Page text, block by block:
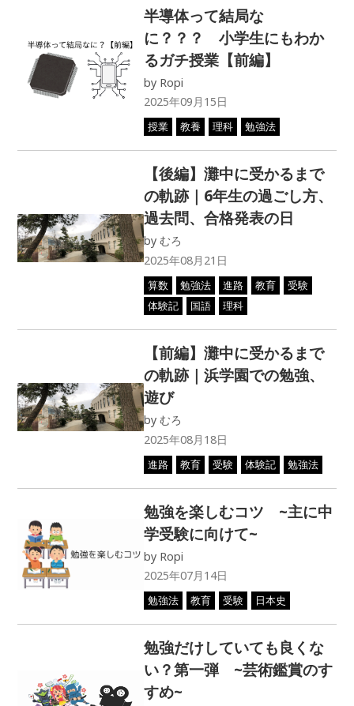
半導体って結局な
に？？？ 小学生にもわか
るガチ授業【前編】
by Ropi
2025年09月15日
授業 教養 理科 勉強法
【後編】灘中に受かるまで
の軌跡｜6年生の過ごし方、
過去問、合格発表の日
byむろ
2025年08月21日
算数 勉強法 進路 教育
受験
体験記
国語 理科
【前編】灘中に受かるまで
の軌跡｜浜学園での勉強、
遊び
byむろ
2025年08月18日
進路 教育 受験 体験記 勉強法
勉強を楽しむコツ ~主に中
学受験に向けて~
by Ropi
2025年07月14日
勉強法 教育 受験 日本史
勉強だけしていても良くな
い？第一弾 ~芸術鑑賞のす
すめ~